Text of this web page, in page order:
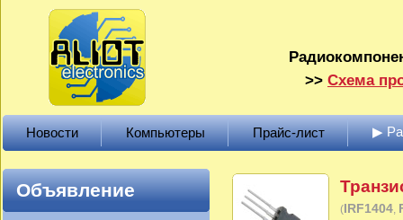
>> Схема
Новости Компьютеры Прайс-лист ▶
Объявление
(IRF1404